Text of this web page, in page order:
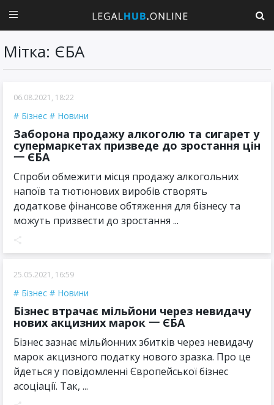
Мітка: ЄБА
06.08.2021, 18:22
Бізнес Новини
Заборона продажу алкоголю та сигарет у
супермаркетах призведе до зростання цін
一 ЄБА
Спроби обмежити місця продажу алкогольних
напоїв та тютюнових виробів створять
додаткове фінансове обтяження для бізнесу та
можуть призвести до зростання ...
25.05.2021, 16:59
Бізнес Новини
Бізнес втрачає мільйони через невидачу
нових акцизних марок 一 ЄБА
Бізнес зазнає мільйонних збитків через невидачу
марок акцизного податку нового зразка. Про це
йдеться у повідомленні Європейської бізнес
асоціації. Так, ...